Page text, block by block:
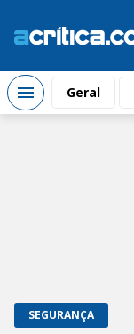
Geral
SEGURANÇA